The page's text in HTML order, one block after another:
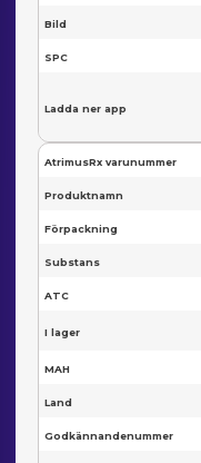
Bild
SPC
Ladda ner app
AtrimusRx varunummer
Produktnamn
Förpackning
Substans
ATC
I lager
MAH
Land
Godkännandenummer